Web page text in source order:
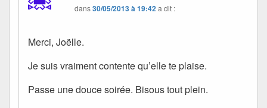
dans30/05/2013 à 19:42a dit :
Merci, Joëlle.
Je suis vraiment contente qu’elle te plaise.
Passe une douce soirée. Bisous tout plein.